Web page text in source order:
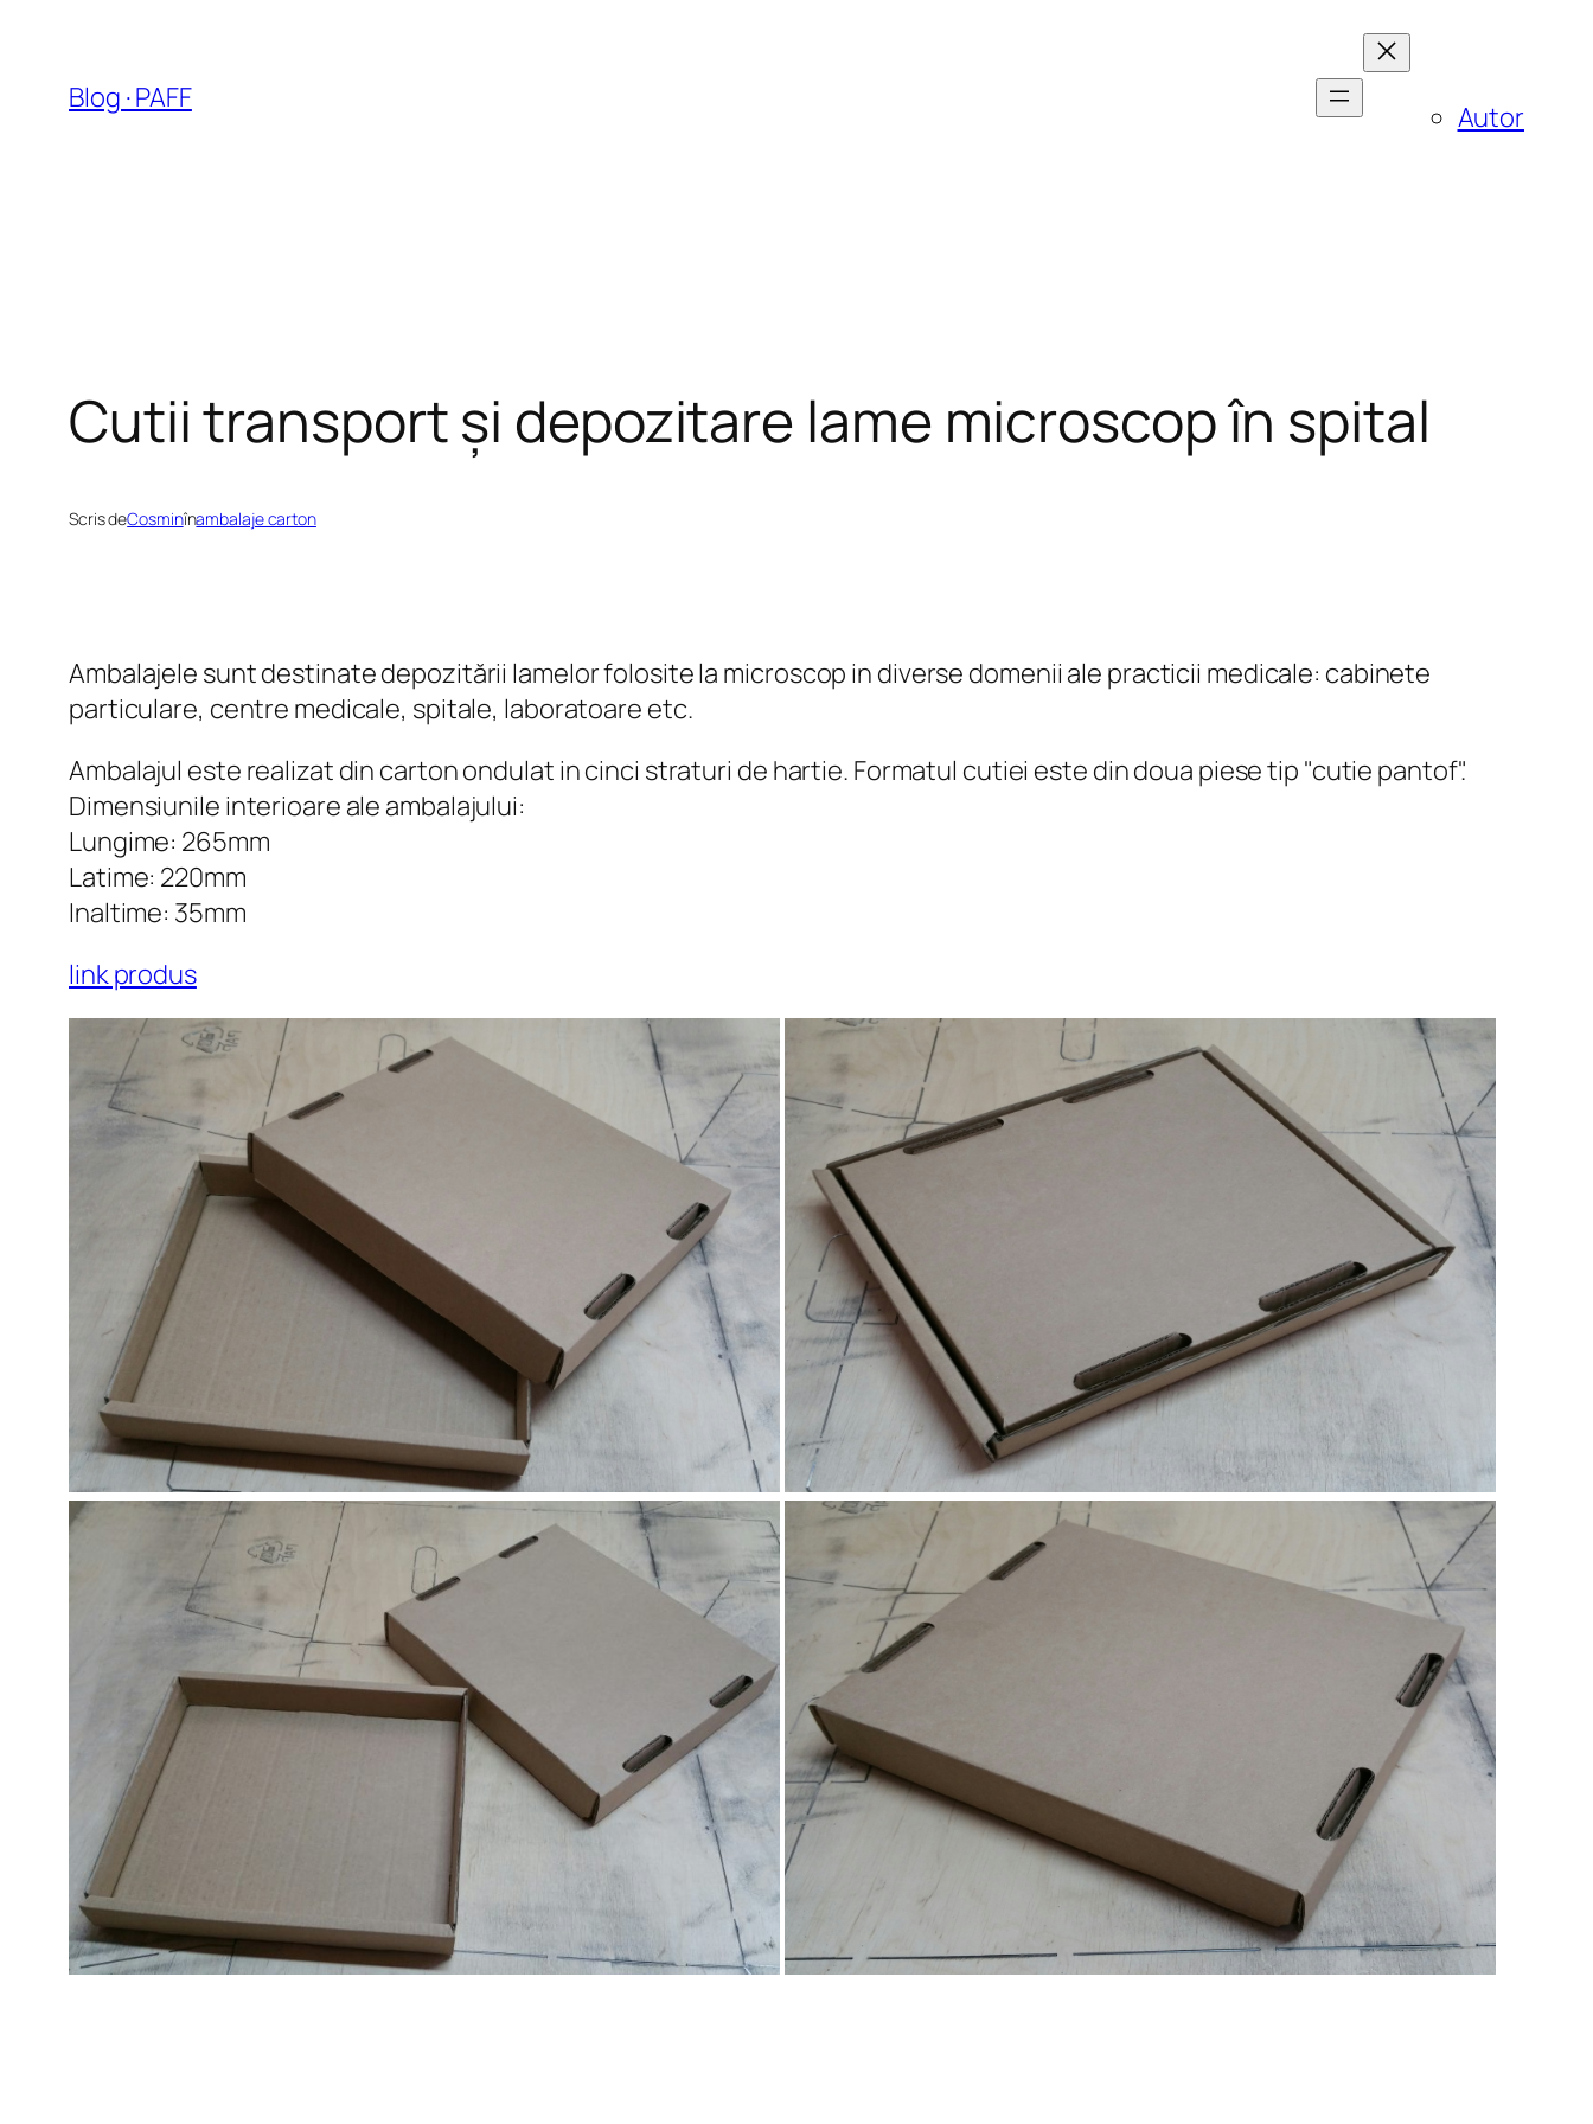
conținutBlog · PAFF
Autor
Cutii transport și depozitare lame microscop în spital
Scris deCosminînambalaje carton
Ambalajele sunt destinate depozitării lamelor folosite la microscop in diverse domenii ale practicii medicale: cabinete
particulare, centre medicale, spitale, laboratoare etc.
Ambalajul este realizat din carton ondulat in cinci straturi de hartie. Formatul cutiei este din doua piese tip "cutie pantof".
Dimensiunile interioare ale ambalajului:
Lungime: 265mm
Latime: 220mm
Inaltime: 35mm
link produs